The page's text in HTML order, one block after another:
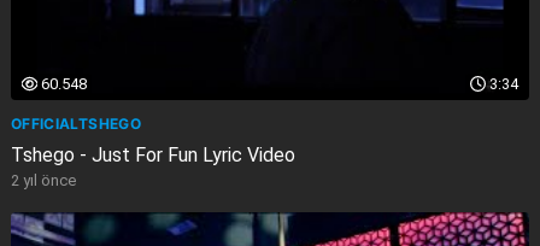
3:34
60.548
OFFICIALTSHEGO
Tshego - Just For Fun Lyric Video
2 yıl önce